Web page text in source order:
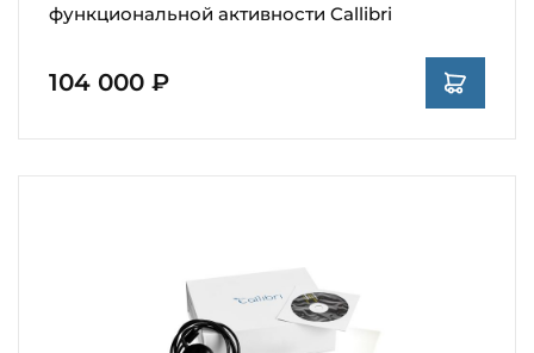
функциональной активности Callibri
104 000 ₽